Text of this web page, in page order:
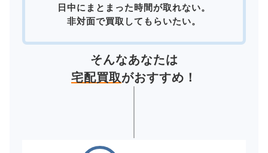
日中にまとまった時間が取れない。
非対面で買取してもらいたい。
そんなあなたは
宅配買取がおすすめ！